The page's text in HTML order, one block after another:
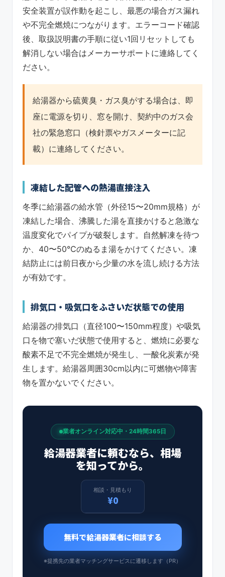
安全装置が誤作動を起こし、最悪の場合ガス漏れ
や不完全燃焼につながります。エラーコード確認
後、取扱説明書の手順に従い1回リセットしても
解消しない場合はメーカーサポートに連絡してく
ださい。
給湯器から硫黄臭・ガス臭がする場合は、即
座に電源を切り、窓を開け、契約中のガス会
社の緊急窓口（検針票やガスメーターに記
載）に連絡してください。
凍結した配管への熱湯直接注入
冬季に給湯器の給水管（外径15〜20mm規格）が
凍結した場合、沸騰した湯を直接かけると急激な
温度変化でパイプが破裂します。自然解凍を待つ
か、40〜50℃のぬるま湯をかけてください。凍
結防止には前日夜から少量の水を流し続ける方法
が有効です。
排気口・吸気口をふさいだ状態での使用
給湯器の排気口（直径100〜150mm程度）や吸気
口を物で塞いだ状態で使用すると、燃焼に必要な
酸素不足で不完全燃焼が発生し、一酸化炭素が発
生します。給湯器周囲30cm以内に可燃物や障害
物を置かないでください。
業者オンライン対応中・24時間365日
給湯器業者に頼むなら、相場
を知ってから。
相談・見積もり
¥0
無料で給湯器業者に相談する
※提携先の業者マッチングサービスに遷移します（PR）